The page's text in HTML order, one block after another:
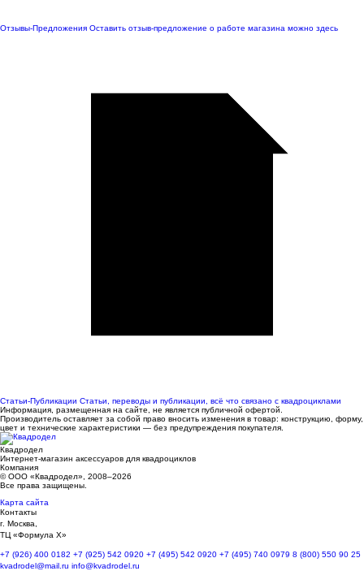
Отзывы-Предложения Оставить отзыв-предложение о работе магазина можно здесь
Статьи-Публикации Статьи, переводы и публикации, всё что связано с квадроциклами
Информация, размещенная на сайте, не является публичной офертой.
Производитель оставляет за собой право вносить изменения в товар: конструкцию, форму,
цвет и технические характеристики — без предупреждения покупателя.
Квадродел
Интернет-магазин аксессуаров для квадроциклов
Компания
© ООО «Квадродел», 2008–2026
Все права защищены.
Карта сайта
Контакты
г. Москва,
ТЦ «Формула Х»
+7 (926) 400 0182 +7 (925) 542 0920 +7 (495) 542 0920 +7 (495) 740 0979 8 (800) 550 90 25
kvadrodel@mail.ru info@kvadrodel.ru